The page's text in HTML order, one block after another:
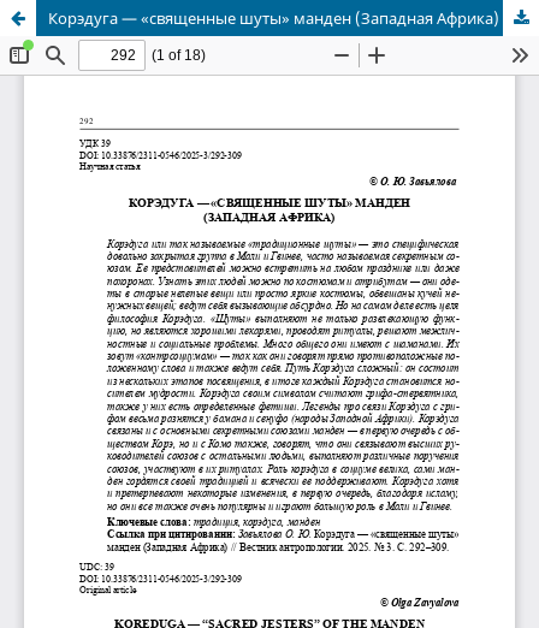
Корэдуга — «священные шуты» манден (Западная Африка)